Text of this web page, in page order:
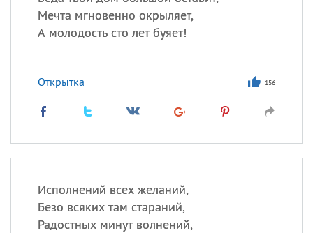
Мечта мгновенно окрыляет,
А молодость сто лет буяет!
Открытка 156
Исполнений всех желаний,
Безо всяких там стараний,
Радостных минут волнений,